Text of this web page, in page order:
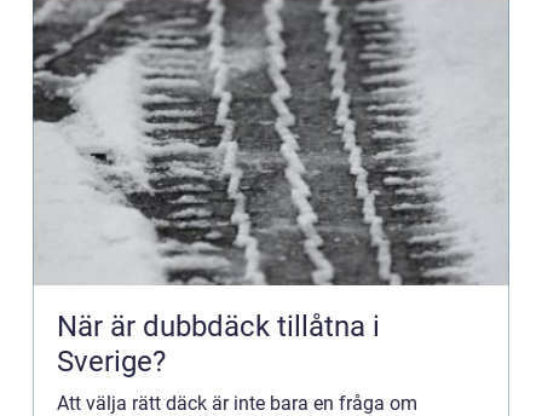
När är dubbdäck tillåtna i
Sverige?
Att välja rätt däck är inte bara en fråga om